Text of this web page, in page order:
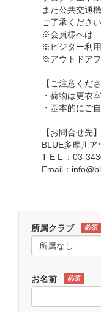
また公共交通
ご了承ください
※会員様へは
※ビジター利
※アウトドア
【ご注意くださ
・荷物は更衣
・基本的にご
【お問合せ先】
BLUE多摩川
T E L ：03-
Email：
所属クラブ 必須
お名前 必須